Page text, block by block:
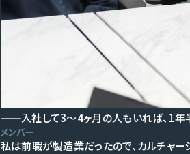
——入社して3～4ヶ月の人もいれば、1年
メンバー
私は前職が製造業だったので、カルチャー